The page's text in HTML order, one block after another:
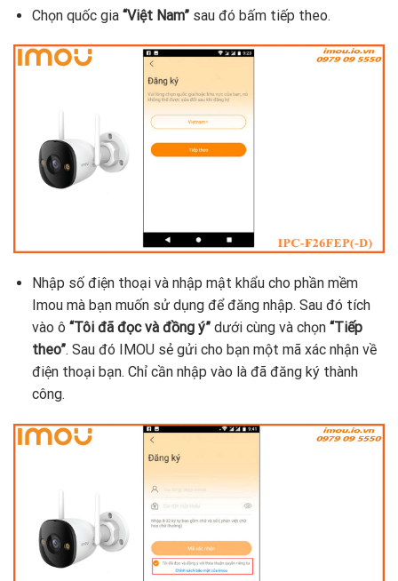
Chọn quốc gia “Việt Nam”sau đó bấm tiếp theo.
Nhập số điện thoại và nhập mật khẩu cho phần mềm
Imou mà bạn muốn sử dụng để đăng nhập. Sau đó tích
vào ô “Tôi đã đọc và đồng ý”dưới cùng và chọn“Tiếp
theo”. Sau đó IMOU sẻ gửi cho bạn một mã xác nhận về
điện thoại bạn. Chỉ cần nhập vào là đã đăng ký thành
công.